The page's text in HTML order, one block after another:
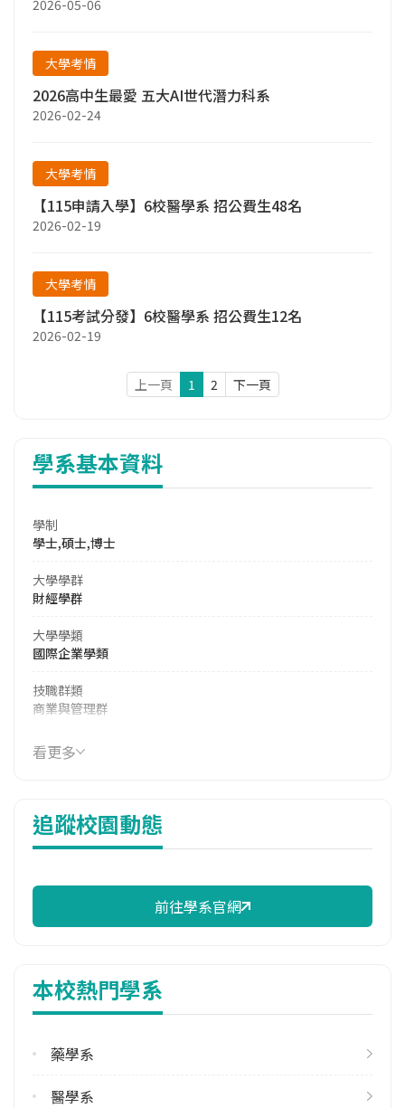
2026-05-06
大學考情
2026高中生最愛 五大AI世代潛力科系
2026-02-24
大學考情
【115申請入學】6校醫學系 招公費生48名
2026-02-19
大學考情
【115考試分發】6校醫學系 招公費生12名
2026-02-19
上一頁 1 2 下一頁
學系基本資料
學制
學士,碩士,博士
大學學群
財經學群
大學學類
國際企業學類
技職群類
商業與管理群
114年學費
17,850 元/學期
7,760 元/學期
114年註冊率
113學年度上學期
113學年度下學期
29
修輔系人數
18
看更多
追蹤校園動態
前往學系官網
本校熱門學系
藥學系
醫學系